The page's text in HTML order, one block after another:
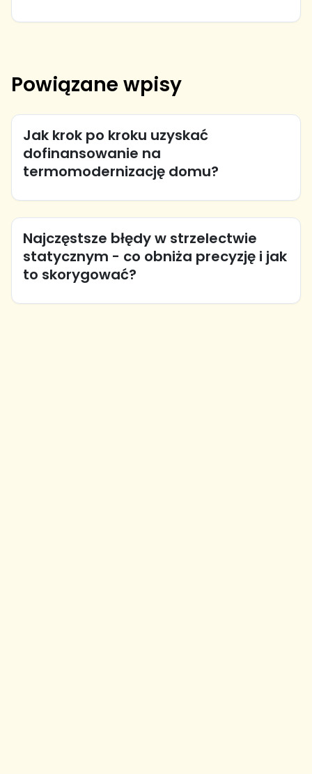
Powiązane wpisy
Jak krok po kroku uzyskać
dofinansowanie na
termomodernizację domu?
Najczęstsze błędy w strzelectwie
statycznym - co obniża precyzję i jak
to skorygować?